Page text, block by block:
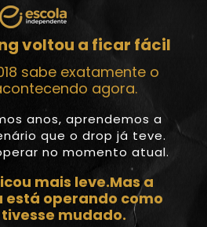
voltou a ficar fácil
sabe exatamente o
agora.
anos, aprendemos a
que o drop já teve.
no momento atual.
mais leve.Mas a
está operando como
mudado.